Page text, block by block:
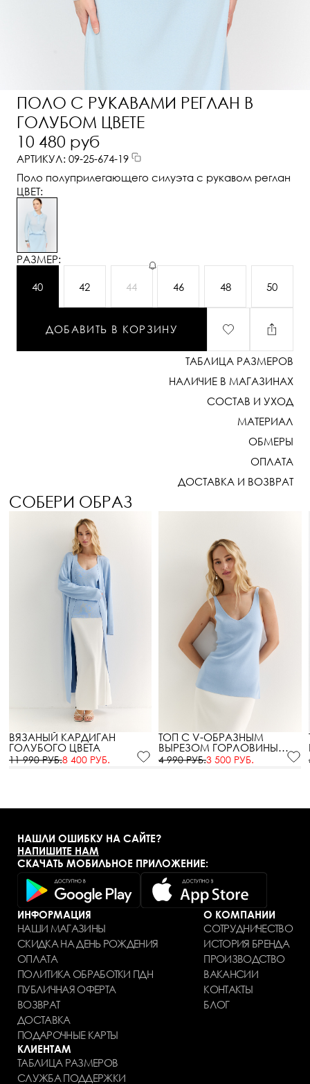
ПОЛО С РУКАВАМИ РЕГЛАН В
ГОЛУБОМ ЦВЕТЕ
10 480 руб
АРТИКУЛ: 09-25-674-19
Поло полуприлегающего силуэта с рукавом реглан
ЦВЕТ:
РАЗМЕР:
40 42 44 46 48 50
ДОБАВИТЬ В КОРЗИНУ
ТАБЛИЦА РАЗМЕРОВ
НАЛИЧИЕ В МАГАЗИНАХ
СОСТАВ И УХОД
МАТЕРИАЛ
ОБМЕРЫ
ОПЛАТА
ДОСТАВКА И ВОЗВРАТ
СОБЕРИ ОБРАЗ
ВЯЗАНЫЙ КАРДИГАН
ГОЛУБОГО ЦВЕТА
11 990 РУБ.8 400 РУБ.
ТОП С V-ОБРАЗНЫМ
ВЫРЕЗОМ ГОРЛОВИНЫ
ГОЛУБОГО ЦВЕТА
4 990 РУБ.3 500 РУБ.
НАШЛИ ОШИБКУ НА САЙТЕ?
НАПИШИТЕ НАМ
СКАЧАТЬ МОБИЛЬНОЕ ПРИЛОЖЕНИЕ:
ИНФОРМАЦИЯ
НАШИ МАГАЗИНЫ
СКИДКА НА ДЕНЬ РОЖДЕНИЯ
ОПЛАТА
ПОЛИТИКА ОБРАБОТКИ ПДН
ПУБЛИЧНАЯ ОФЕРТА
ВОЗВРАТ
ДОСТАВКА
ПОДАРОЧНЫЕ КАРТЫ
О КОМПАНИИ
СОТРУДНИЧЕСТВО
ИСТОРИЯ БРЕНДА
ПРОИЗВОДСТВО
ВАКАНСИИ
КОНТАКТЫ
БЛОГ
КЛИЕНТАМ
ТАБЛИЦА РАЗМЕРОВ
СЛУЖБА ПОДДЕРЖКИ